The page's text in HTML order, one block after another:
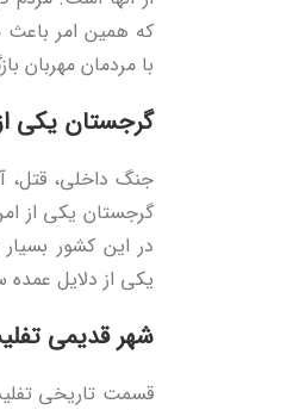
که همین امر باعث
با مردمان مهربان
گرجستان یکی
جنگ داخلی، قتل،
گرجستان یکی از
در این کشور
یکی از دلایل
شهر قدیمی
قسمت تاریخی